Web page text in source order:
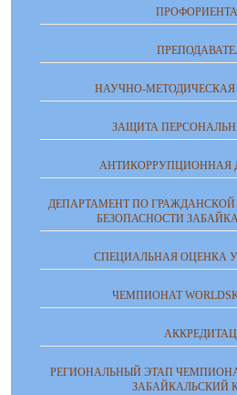
НАУЧНО-МЕТОДИЧЕСКАЯ
ЗАЩИТА
АНТИКОРРУПЦИОННАЯ
ДЕПАРТАМЕНТ ПО
БЕЗОПАСНОСТИ
СПЕЦИАЛЬНАЯ ОЦЕНКА
ЧЕМПИОНАТ
РЕГИОНАЛЬНЫЙ ЭТАП
ЗАБАЙКАЛЬСКИЙ